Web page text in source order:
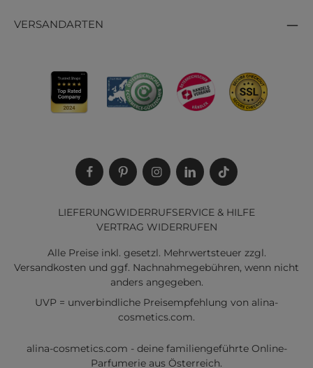
VERSANDARTEN
LIEFERUNGWIDERRUFSERVICE & HILFE
VERTRAG WIDERRUFEN
Alle Preise inkl. gesetzl. Mehrwertsteuer zzgl.
Versandkosten und ggf. Nachnahmegebühren, wenn nicht
anders angegeben.
UVP = unverbindliche Preisempfehlung von alina-
cosmetics.com.
alina-cosmetics.com - deine familiengeführte Online-
Parfumerie aus Österreich.